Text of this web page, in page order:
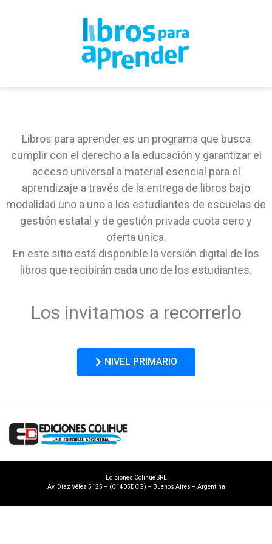
Libros para aprender es un programa que busca
cumplir con el derecho a la educación y garantizar el
acceso universal a material esencial para el
aprendizaje a través de la entrega de libros bajo
modalidad uno a uno a los estudiantes de escuelas de
gestión estatal y de gestión privada cuota cero y
oferta única.
En este sitio está disponible la versión digital de los
libros que recibirán cada uno de los estudiantes.
Los invitamos a recorrerlo
NIVEL PRIMARIO
Ediciones Colihue SRL
Av. Díaz Vélez 5125 – (C1405DCG) – Buenos Aires – Argentina